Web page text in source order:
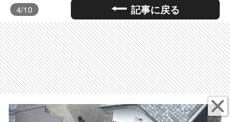
4/10 記事に戻る